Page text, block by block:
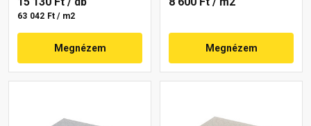
63 042 Ft / m2
Megnézem Megnézem